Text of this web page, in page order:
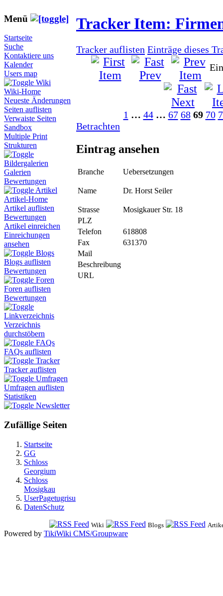
Menü
Startseite
Suche
Kontaktiere uns
Kalender
Users map
Wiki
Wiki-Home
Neueste Änderungen
Seiten auflisten
Verwaiste Seiten
Sandbox
Multiple Print
Strukturen
Bildergalerien
Galerien
Bewertungen
Artikel
Artikel-Home
Artikel auflisten
Bewertungen
Artikel einreichen
Einreichungen
ansehen
Blogs
Blogs auflisten
Bewertungen
Foren
Foren auflisten
Bewertungen
Linkverzeichnis
Verzeichnis
durchstöbern
FAQs
FAQs auflisten
Tracker
Tracker auflisten
Umfragen
Umfragen auflisten
Statistiken
Newsletter
Zufällige Seiten
Startseite
GG
Schloss
Georgium
Schloss
Mosigkau
UserPagetugrisu
DatenSchutz
Tracker Item:
Tracker auflisten Einträge dieses
1 … 44 … 67 68 69 70
Betrachten
Eintrag ansehen
Branche Uebersetzungen
Name Dr. Horst Seiler
Strasse
Mosigkauer Str. 18
PLZ
Telefon
618808
Fax
631370
Mail
Beschreibung
URL
Wiki Blogs
Powered by TikiWiki CMS/Groupware